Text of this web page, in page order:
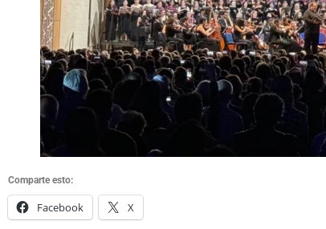
Comparte esto:
Facebook X